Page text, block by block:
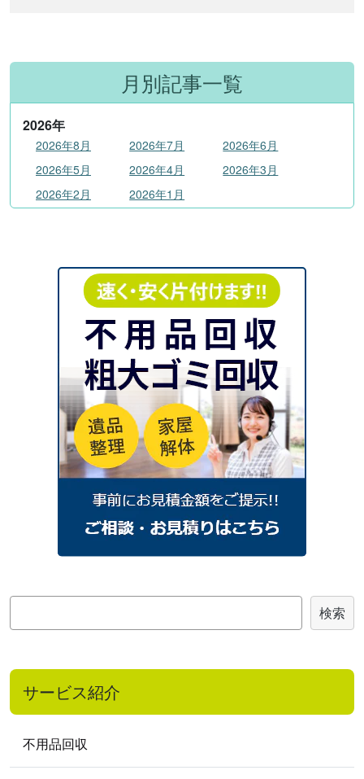
ン
月別記事一覧
2026年
2026年8月 2026年7月
2026年6月
2026年5月
2026年4月
2026年3月
2026年2月
2026年1月
2025年9月
2025年8月
2025年7月
2025年6月
2025年5月
2025年4月
2025年3月
2025年2月 2025年1月
年
2024年12月 2024年11月
2024年10月
2024年9月
2024年8月
2024年7月
2024年6月
2024年4月
2024年3月
2024年2月
2024年1月
2023年7月 2023年4月
2023年3月
2023年2月
2023年1月
2022年
2022年5月
2022年3月
2022年2月
2022年1月
2021年
検
索
検索
サービス紹介
不用品回収